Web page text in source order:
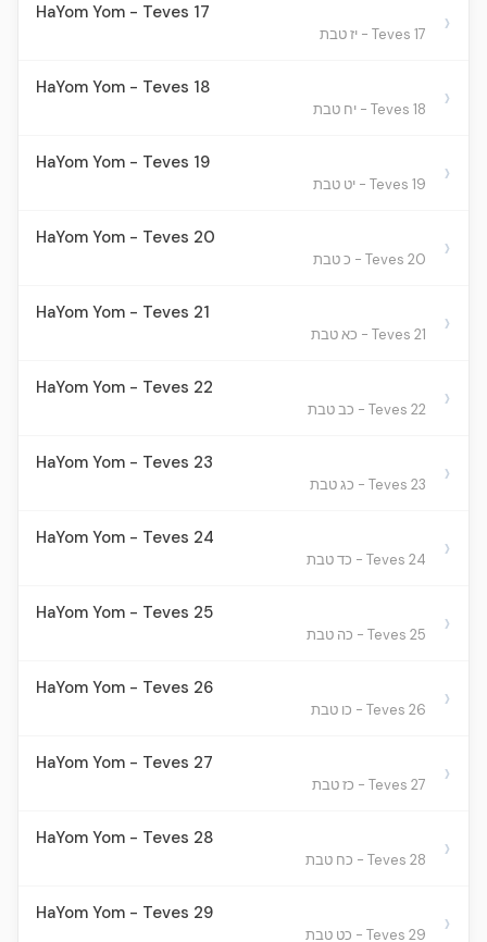
HaYom Yom - Teves 17
Teves 17 - יז טבת ›
HaYom Yom - Teves 18
Teves 18 - יח טבת ›
HaYom Yom - Teves 19
Teves 19 - יט טבת ›
HaYom Yom - Teves 20
Teves 20 - כ טבת ›
HaYom Yom - Teves 21
Teves 21 - כא טבת ›
HaYom Yom - Teves 22
Teves 22 - כב טבת ›
HaYom Yom - Teves 23
Teves 23 - כג טבת ›
HaYom Yom - Teves 24
Teves 24 - כד טבת ›
HaYom Yom - Teves 25
Teves 25 - כה טבת ›
HaYom Yom - Teves 26
Teves 26 - כו טבת ›
HaYom Yom - Teves 27
Teves 27 - כז טבת ›
HaYom Yom - Teves 28
Teves 28 - כח טבת ›
HaYom Yom - Teves 29
Teves 29 - כט טבת ›